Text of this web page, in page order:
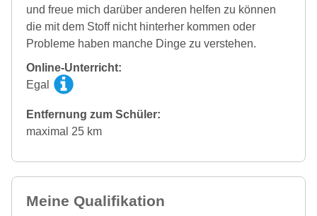
und freue mich darüber anderen helfen zu können
die mit dem Stoff nicht hinterher kommen oder
Probleme haben manche Dinge zu verstehen.
Online-Unterricht:
Egal
Entfernung zum Schüler:
maximal 25 km
Meine Qualifikation